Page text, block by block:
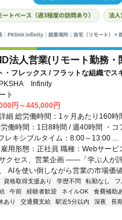
法人営業(リモート勤務・
・フレックス / フラットな組織でス
Infinity
ト
円～445,000円
細 総労働時間：1ヶ月あたり160時
働時間：1日8時間 / 週40時間 ・コ
レキシブルタイム：8:00～13:00 ...
用形態：正社員 職種：Webサービ
クセス、営業企画 ――「学ぶ人が
AIを使い倒しながら営業の市場価
資格取得支援あり 学歴不問 転勤なし
フ
午前 経験者歓迎 ネイルOK 食費補助
あり 交通費支給 駅近5分以内 深夜 長